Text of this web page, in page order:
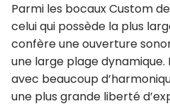
Parmi les bocaux Custom
celui qui possède la plus
confère une ouverture
une large plage
avec beaucoup
une plus grande liberté